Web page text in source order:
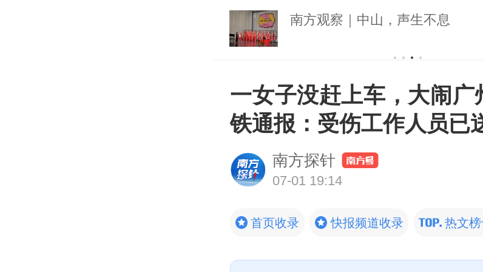
南方观察｜中山，声生不息
一女子没赶上车，大闹广
铁通报：受伤工作人员已
南方探针
07-01 19:14
首页收录 快报频道收录 热文